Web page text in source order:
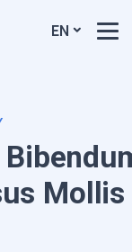
EN
Mollis